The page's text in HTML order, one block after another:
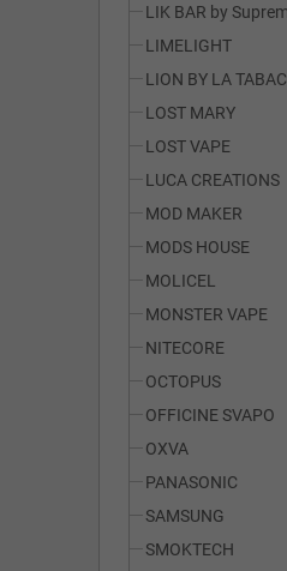
LIK BAR by
LIMELIGHT
LION BY LA
LOST MARY
LOST VAPE
LUCA CREATIONS
MOD MAKER
MODS HOUSE
MOLICEL
MONSTER VAPE
NITECORE
OCTOPUS
OFFICINE SVAPO
OXVA
PANASONIC
SAMSUNG
SMOKTECH